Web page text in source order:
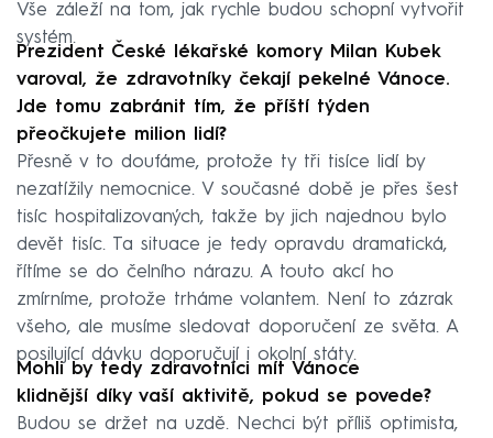
Vše záleží na tom, jak rychle budou schopní vytvořit
systém.
Prezident České lékařské komory Milan Kubek
varoval, že zdravotníky čekají pekelné Vánoce.
Jde tomu zabránit tím, že příští týden
přeočkujete milion lidí?
Přesně v to doufáme, protože ty tři tisíce lidí by
nezatížily nemocnice. V současné době je přes šest
tisíc hospitalizovaných, takže by jich najednou bylo
devět tisíc. Ta situace je tedy opravdu dramatická,
řítíme se do čelního nárazu. A touto akcí ho
zmírníme, protože trháme volantem. Není to zázrak
všeho, ale musíme sledovat doporučení ze světa. A
posilující dávku doporučují i okolní státy.
Mohli by tedy zdravotníci mít Vánoce
klidnější díky vaší aktivitě, pokud se povede?
Budou se držet na uzdě. Nechci být příliš optimista,